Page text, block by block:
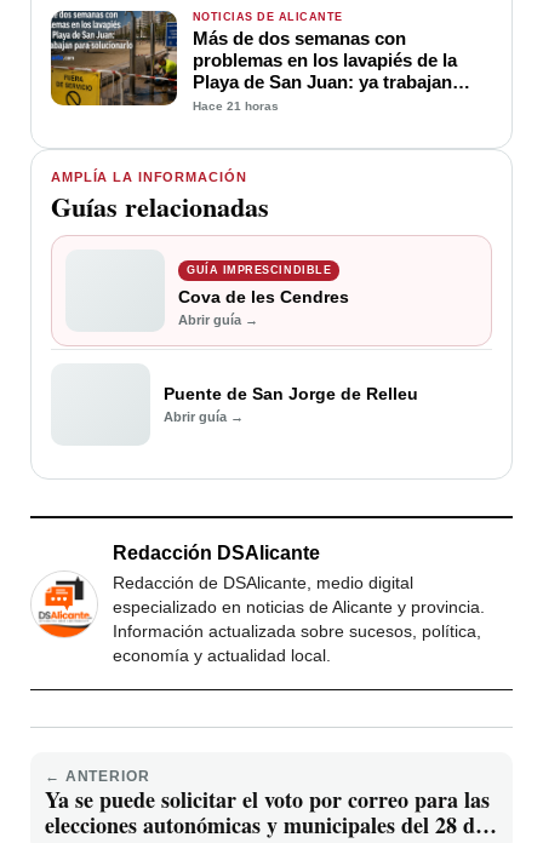
AMPLÍA LA INFORMACIÓN
Guías relacionadas
GUÍA IMPRESCINDIBLE
Cova de les Cendres
Abrir guía →
Puente de San Jorge de Relleu
Abrir guía →
NOTICIAS DE ALICANTE
Más de dos semanas con
problemas en los lavapiés de la
Playa de San Juan: ya trabajan
para soluciona
Hace 21 horas
Redacción DSAlicante
Redacción de DSAlicante, medio digital
especializado en noticias de Alicante y provincia.
Información actualizada sobre sucesos, política,
economía y actualidad local.
← ANTERIOR
Ya se puede solicitar el voto por correo para las
elecciones autonómicas y municipales del 28 de